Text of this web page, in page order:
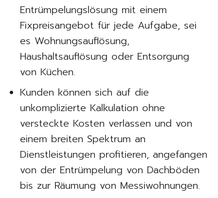
Entrümpelungslösung mit einem
Fixpreisangebot für jede Aufgabe, sei
es Wohnungsauflösung,
Haushaltsauflösung oder Entsorgung
von Küchen.
Kunden können sich auf die
unkomplizierte Kalkulation ohne
versteckte Kosten verlassen und von
einem breiten Spektrum an
Dienstleistungen profitieren, angefangen
von der Entrümpelung von Dachböden
bis zur Räumung von Messiwohnungen.